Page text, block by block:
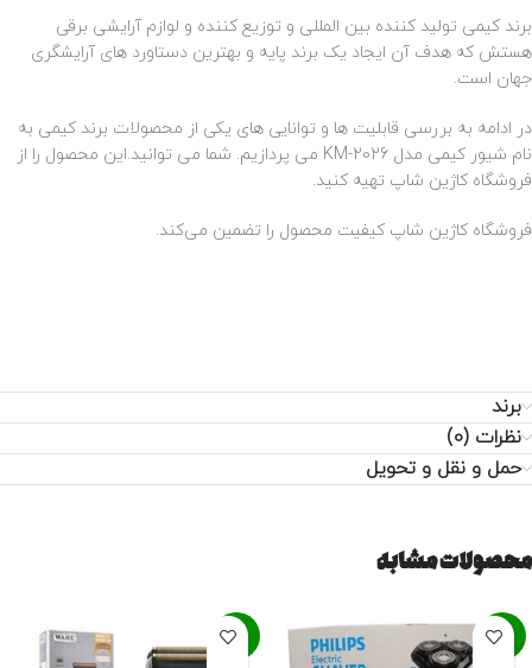
برند کیمی تولید کننده بین المللی و توزیع کننده و لوازم آرایشی برقی
هستش که هدف آن ایجاد یک برند پایه و بهترین دستاورد های آرایشگری
جهان است.
در ادامه به بررسی قابلیت ها و توانایی های یکی از محصولات برند کیمی به
نام شیور کیمی مدل KM-2026 می پردازیم. شما می توانید.این محصول را از
فروشگاه کاژین شاپ تهیه کنید.
فروشگاه کاژین شاپ کیفیت محصول را تضمین می‌کند.
برند
نظرات (0)
حمل و نقل و تحویل
محصولات مشابه
-11%
-3%